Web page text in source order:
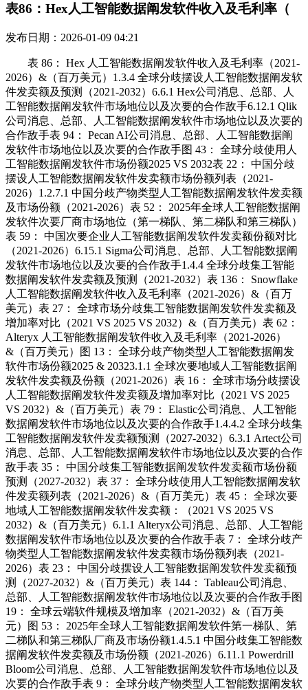
表86：Hex人工智能数据阐发软件收入及毛利率（
发布日期：2026-01-09 04:21
表 86： Hex 人工智能数据阐发软件收入及毛利率（2021-
2026）&（百万美元）1.3.4 全球分歧摆设人工智能数据阐发软
件发卖额及预测（2021-2032）6.6.1 Hex公司消息、总部、人
工智能数据阐发软件市场地位以及次要的合作敌手6.12.1 Qlik
公司消息、总部、人工智能数据阐发软件市场地位以及次要的
合作敌手表 94： Pecan AI公司消息、总部、人工智能数据阐
发软件市场地位以及次要的合作敌手图 43： 全球分歧使用人
工智能数据阐发软件市场份额2025 VS 2032表 22： 中国分歧
摆设人工智能数据阐发软件发卖额市场份额列表（2021-
2026）1.2.7.1 中国分歧产物类型人工智能数据阐发软件发卖额
及市场份额（2021-2026）表 52： 2025年全球人工智能数据阐
发软件次要厂商市场地位（第一梯队、第二梯队和第三梯队）
表 59： 中国次要企业人工智能数据阐发软件发卖额份额对比
（2021-2026）6.15.1 Sigma公司消息、总部、人工智能数据阐
发软件市场地位以及次要的合作敌手1.4.4 全球分歧集工智能
数据阐发软件发卖额及预测（2021-2032）表 136： Snowflake
人工智能数据阐发软件收入及毛利率（2021-2026）&（百万
美元）表 27： 全球市场分歧集工智能数据阐发软件发卖额及
增加率对比（2021 VS 2025 VS 2032）&（百万美元）表 62：
Alteryx 人工智能数据阐发软件收入及毛利率（2021-2026）
&（百万美元）图 13： 全球分歧产物类型人工智能数据阐发
软件市场份额2025 & 20323.1.1 全球次要地域人工智能数据阐
发软件发卖额及份额（2021-2026）表 16： 全球市场分歧摆设
人工智能数据阐发软件发卖额及增加率对比（2021 VS 2025
VS 2032）&（百万美元）表 79： Elastic公司消息、人工智能
数据阐发软件市场地位以及次要的合作敌手1.4.4.2 全球分歧集
工智能数据阐发软件发卖额预测（2027-2032）6.3.1 Artect公司
消息、总部、人工智能数据阐发软件市场地位以及次要的合作
敌手表 35： 中国分歧集工智能数据阐发软件发卖额市场份额
预测（2027-2032）表 37： 全球分歧使用人工智能数据阐发软
件发卖额列表（2021-2026）&（百万美元）表 45： 全球次要
地域人工智能数据阐发软件发卖额：（2021 VS 2025 VS
2032）&（百万美元）6.1.1 Alteryx公司消息、总部、人工智能
数据阐发软件市场地位以及次要的合作敌手表 7： 全球分歧产
物类型人工智能数据阐发软件发卖额市场份额列表（2021-
2026）表 23： 中国分歧摆设人工智能数据阐发软件发卖额预
测（2027-2032）&（百万美元）表 144： Tableau公司消息、
总部、人工智能数据阐发软件市场地位以及次要的合作敌手图
19： 全球云端软件规模及增加率（2021-2032）&（百万美
元）图 53： 2025年全球人工智能数据阐发软件第一梯队、第
二梯队和第三梯队厂商及市场份额1.4.5.1 中国分歧集工智能数
据阐发软件发卖额及市场份额（2021-2026）6.11.1 Powerdrill
Bloom公司消息、总部、人工智能数据阐发软件市场地位以及
次要的合作敌手表 9： 全球分歧产物类型人工智能数据阐发软